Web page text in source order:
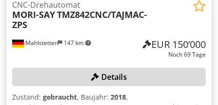
Mahlstetten 147 km
CNC-Drehautomat
MORI-SAYTMZ842CNC/TAJMAC-
ZPS
EUR 150’000
Noch 69 Tage
Details
Zustand: gebraucht, Baujahr: 2018,